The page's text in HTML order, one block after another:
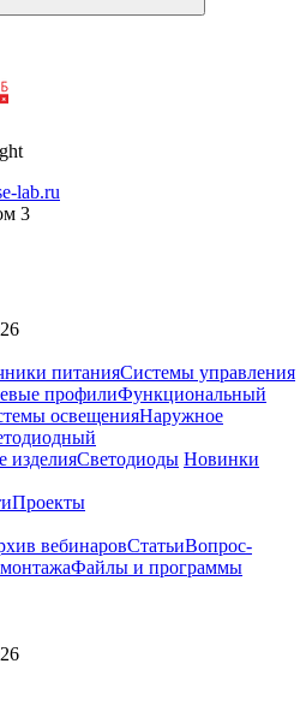
lab.ru
3
питанияСистемы управления
профилиФункциональный
освещенияНаружное
изделияСветодиоды Новинки
Проекты
вебинаровСтатьиВопрос-
Файлы и программы